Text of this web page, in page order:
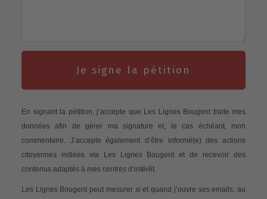
Je signe la pétition
En signant la pétition, j’accepte que Les Lignes Bougent traite mes
données afin de gérer ma signature et, le cas échéant, mon
commentaire. J’accepte également d’être informé(e) des actions
citoyennes initiées via Les Lignes Bougent et de recevoir des
contenus adaptés à mes centres d’intérêt.
Les Lignes Bougent peut mesurer si et quand j’ouvre ses emails, au